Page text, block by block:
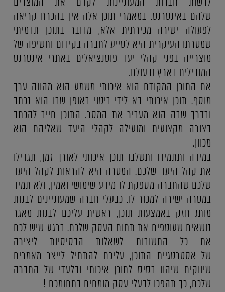
שלהם באינטרנט. במאמרי תוכן אלה אין בהכרח קריאה
לפעולה ישירה מכירתית אלא, מדובר בתוכן תדמיתי
שמטרתו העיקרית היא לסייע לחברה בקידום וחשיפה של
מוצרייה בפני קהלי יעד פוטנציאלים באתרי אינטרנט
המובילים בארץ ובעולם.
אם התוכן המקודם הוא איכותי משמע הוא מהווה ערך
מוסף. תוכן איכותי בא לידי ביטוי באופן שבו הוא נכתב
ובדרך שבה הוא מעביר את המסר. התוכן חייב להכתב
בצורה מקצועית ומועילה לקהלי היעד שאליהם הוא
מכוון.
במידה ותתמידו ותשלבו תוכן איכותי לאורך זמן, תגדילו
את קהל היעד שלכם. המטרה היא להראות לקהל היעד
שלכם שהחברה מספקת לו מידע שימושי ואמין, ולא תמיד
במטרה ישירה למכור לו. כבעלי חברה שמעוניינים לבנות
מותג חזק באמצעות תוכן, ראשית עליכם לבנות מאגר
נושאים שעוטפים את תחום העסק שלכם. ברגע שיש לכם
את כל התשובות לשאלות הבסיסיות ליצירה
של אסטרטגיית התוכן, עליכם להתחיל לייצר מאמרים
שיווקים שיהוו בסיס לתוכן איכותי ובלעדי של החברה
שלכם, כך תהפכו לבעלי עסק מומחים בתחומכם !